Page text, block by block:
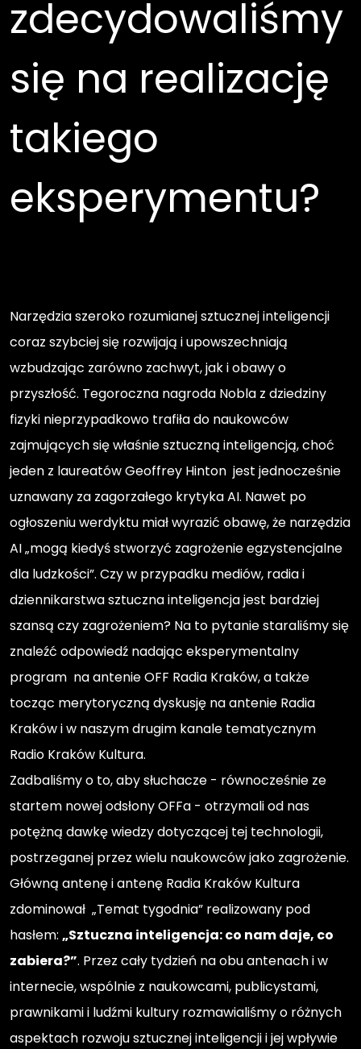
zdecydowaliśmy
się na realizację
takiego
eksperymentu?
Narzędzia szeroko rozumianej sztucznej inteligencji
coraz szybciej się rozwijają i upowszechniają
wzbudzając zarówno zachwyt, jak i obawy o
przyszłość. Tegoroczna nagroda Nobla z dziedziny
fizyki nieprzypadkowo trafiła do naukowców
zajmujących się właśnie sztuczną inteligencją, choć
jeden z laureatów Geoffrey Hinton jest jednocześnie
uznawany za zagorzałego krytyka AI. Nawet po
ogłoszeniu werdyktu miał wyrazić obawę, że narzędzia
AI „mogą kiedyś stworzyć zagrożenie egzystencjalne
dla ludzkości”. Czy w przypadku mediów, radia i
dziennikarstwa sztuczna inteligencja jest bardziej
szansą czy zagrożeniem? Na to pytanie staraliśmy się
znaleźć odpowiedź nadając eksperymentalny
program na antenie OFF Radia Kraków, a także
tocząc merytoryczną dyskusję na antenie Radia
Kraków i w naszym drugim kanale tematycznym
Radio Kraków Kultura.
Zadbaliśmy o to, aby słuchacze - równocześnie ze
startem nowej odsłony OFFa - otrzymali od nas
potężną dawkę wiedzy dotyczącej tej technologii,
postrzeganej przez wielu naukowców jako zagrożenie.
Główną antenę i antenę Radia Kraków Kultura
zdominował „Temat tygodnia” realizowany pod
hasłem: „Sztuczna inteligencja: co nam daje, co
zabiera?”. Przez cały tydzień na obu antenach i w
internecie, wspólnie z naukowcami, publicystami,
prawnikami i ludźmi kultury rozmawialiśmy o różnych
aspektach rozwoju sztucznej inteligencji i jej wpływie